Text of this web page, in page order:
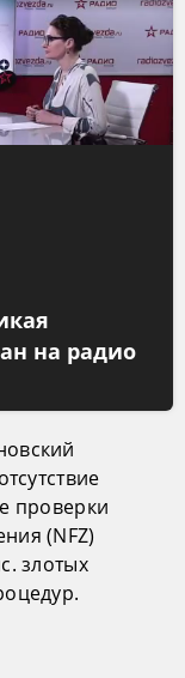
на радио
проверки
(NFZ)
злотых